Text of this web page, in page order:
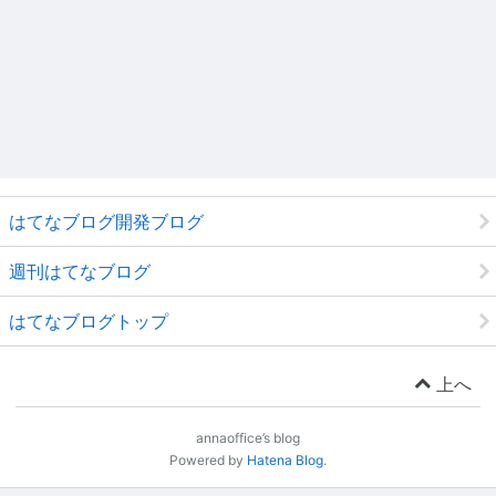
はてなブログ開発ブログ
週刊はてなブログ
はてなブログトップ
上へ
annaoffice’s blog
Powered by Hatena Blog.